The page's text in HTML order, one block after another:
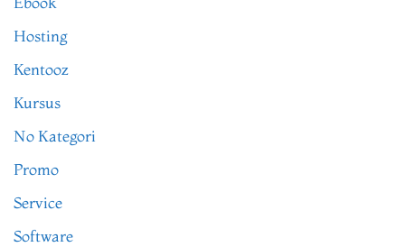
Hosting
Kentooz
Kursus
No Kategori
Promo
Service
Software